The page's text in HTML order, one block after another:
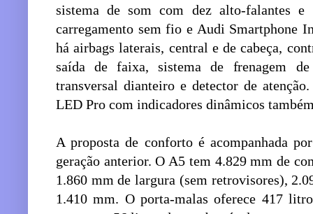
sistema de som com dez alto-falantes
carregamento sem fio e Audi Smartphone
há airbags laterais, central e de cabeça,
saída de faixa, sistema de frenagem de
transversal dianteiro e detector de
LED Pro com indicadores dinâmicos
A proposta de conforto é acompanhada
geração anterior. O A5 tem 4.829 mm de
1.860 mm de largura (sem retrovisores),
1.410 mm. O porta-malas oferece 417